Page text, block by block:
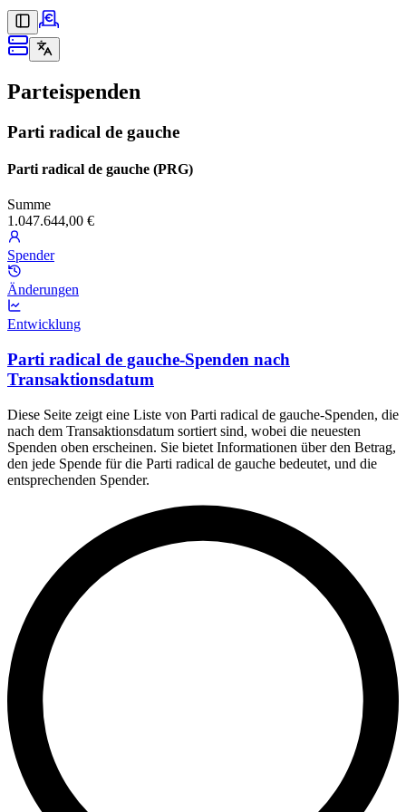
Parteispenden
Parti radical de gauche
Parti radical de gauche (PRG)
Summe
1.047.644,00 €
Spender
Änderungen
Entwicklung
Parti radical de gauche-Spenden nach
Transaktionsdatum
Diese Seite zeigt eine Liste von Parti radical de gauche-Spenden, die
nach dem Transaktionsdatum sortiert sind, wobei die neuesten
Spenden oben erscheinen. Sie bietet Informationen über den Betrag,
den jede Spende für die Parti radical de gauche bedeutet, und die
entsprechenden Spender.